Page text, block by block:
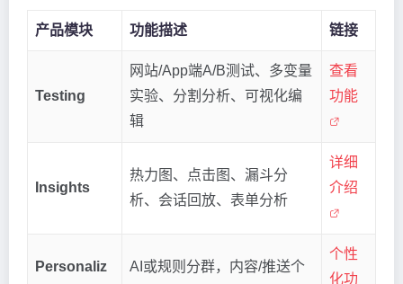
产品模块 功能描述 链接
Testing
网站/App端A/B测试、多变量
实验、分割分析、可视化编
辑
查看
功能
Insights
热力图、点击图、漏斗分
析、会话回放、表单分析
详细
介绍
Personaliz AI或规则分群，内容/推送个
个性
化功